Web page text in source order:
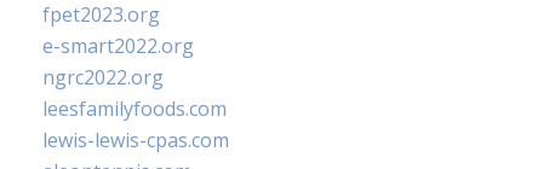
fpet2023.org
e-smart2022.org
ngrc2022.org
leesfamilyfoods.com
lewis-lewis-cpas.com